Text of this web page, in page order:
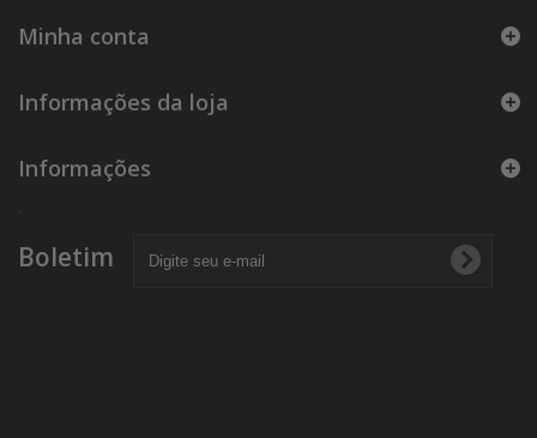
Minha conta
Informações da loja
Informações
Boletim